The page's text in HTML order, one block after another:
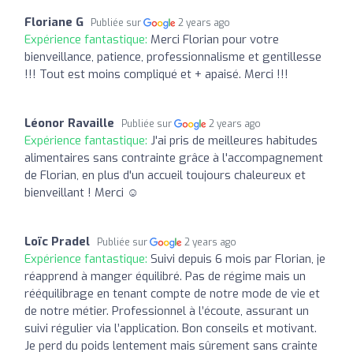
Floriane G Publiée sur 2 years ago
Expérience fantastique: Merci Florian pour votre
bienveillance, patience, professionnalisme et gentillesse
!!! Tout est moins compliqué et + apaisé. Merci !!!
Léonor Ravaille Publiée sur 2 years ago
Expérience fantastique: J'ai pris de meilleures habitudes
alimentaires sans contrainte grâce à l'accompagnement
de Florian, en plus d'un accueil toujours chaleureux et
bienveillant ! Merci ☺️
Loïc Pradel Publiée sur 2 years ago
Expérience fantastique: Suivi depuis 6 mois par Florian, je
réapprend à manger équilibré. Pas de régime mais un
rééquilibrage en tenant compte de notre mode de vie et
de notre métier. Professionnel à l’écoute, assurant un
suivi régulier via l’application. Bon conseils et motivant.
Je perd du poids lentement mais sûrement sans crainte